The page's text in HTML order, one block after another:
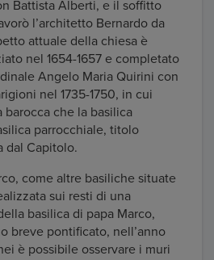
Battista Alberti, e il soffitto
l’architetto Bernardo da
attuale della chiesa è
nel 1654-1657 e completato
Angelo Maria Quirini con
nel 1735-1750, in cui
che la basilica
parrocchiale, titolo
dal Capitolo.
come altre basiliche situate
sui resti di una
basilica di papa Marco,
breve pontificato, nell’anno
è possibile osservare i muri